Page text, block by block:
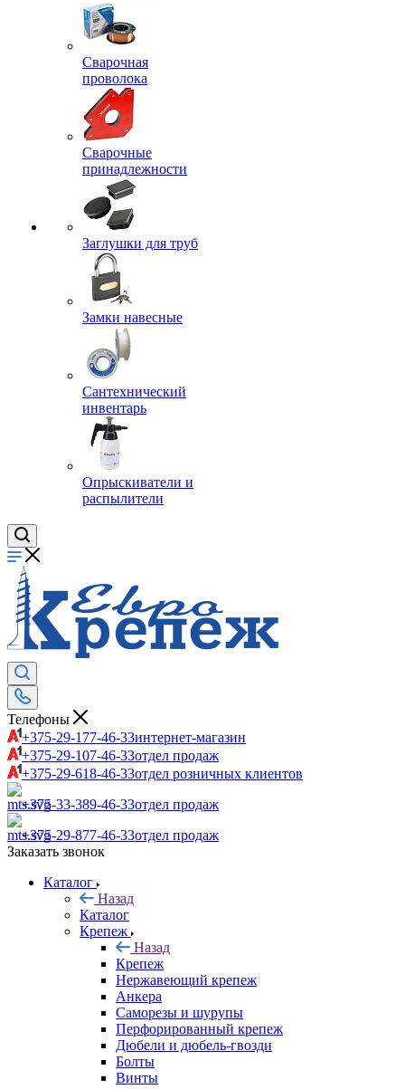
Сварочная
проволока
Сварочные
принадлежности
Заглушки для труб
Замки навесные
Сантехнический
инвентарь
Опрыскиватели и
распылители
Телефоны
+375-29-177-46-33интернет-магазин
+375-29-107-46-33отдел продаж
+375-29-618-46-33отдел розничных клиентов
+375-33-389-46-33отдел продаж
+375-29-877-46-33отдел продаж
Заказать звонок
Каталог
Назад
Каталог
Крепеж
Назад
Крепеж
Нержавеющий крепеж
Анкера
Саморезы и шурупы
Перфорированный крепеж
Дюбели и дюбель-гвозди
Болты
Винты